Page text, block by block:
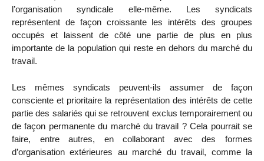
l’organisation syndicale elle-même. Les syndicats
représentent de façon croissante les intérêts des groupes
occupés et laissent de côté une partie de plus en plus
importante de la population qui reste en dehors du marché du
travail.
Les mêmes syndicats peuvent-ils assumer de façon
consciente et prioritaire la représentation des intérêts de cette
partie des salariés qui se retrouvent exclus temporairement ou
de façon permanente du marché du travail ? Cela pourrait se
faire, entre autres, en collaborant avec des formes
d’organisation extérieures au marché du travail, comme la